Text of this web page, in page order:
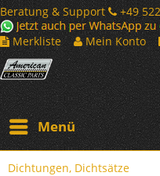
Beratung & Support
+49
Merkliste
Mein Konto
Menü
Dichtungen, Dichtsätze